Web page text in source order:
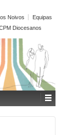
Noivos
Equipas
Diocesanos